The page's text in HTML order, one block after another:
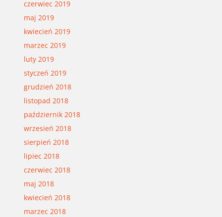
czerwiec 2019
maj 2019
kwiecień 2019
marzec 2019
luty 2019
styczeń 2019
grudzień 2018
listopad 2018
październik 2018
wrzesień 2018
sierpień 2018
lipiec 2018
czerwiec 2018
maj 2018
kwiecień 2018
marzec 2018